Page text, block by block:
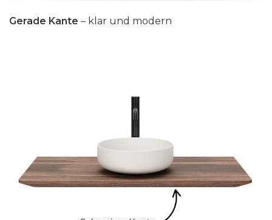
Gerade Kante – klar und modern